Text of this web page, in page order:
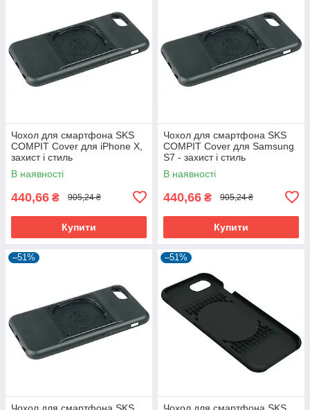
Чохол для смартфона SKS
COMPIT Cover для iPhone X,
захист і стиль
В наявності
440,66 ₴ 905,24 ₴
Купити
Чохол для смартфона SKS
COMPIT Cover для Samsung
S7 - захист і стиль
В наявності
440,66 ₴ 905,24 ₴
Купити
–51% –51%